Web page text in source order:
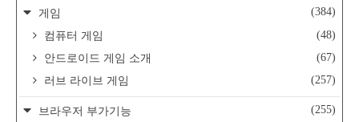
게임
(384)
컴퓨터 게임
(48)
안드로이드 게임 소개
(67)
러브 라이브 게임
(257)
브라우저 부가기능
(255)